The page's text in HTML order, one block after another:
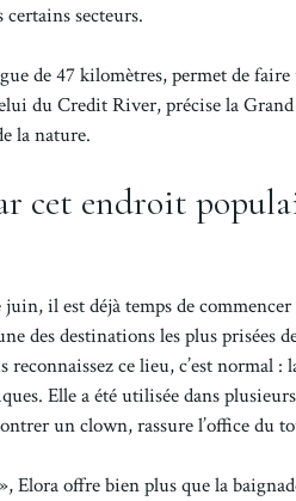
secteurs.
de 47 kilomètres, permet de
du Credit River, précise la
la nature.
cet endroit
juin, il est déjà temps de
des destinations les plus prisées
ce lieu, c’est normal
Elle a été utilisée dans
un clown, rassure l’office du
Elora offre bien plus que la